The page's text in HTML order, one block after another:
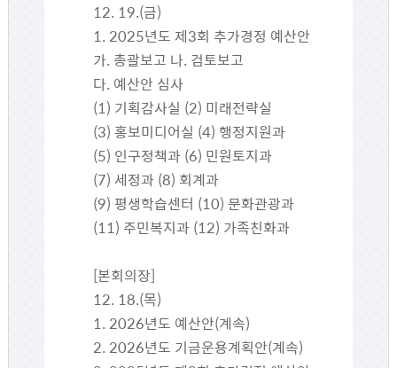
12. 19.(금)
1. 2025년도 제3회 추가경정 예산안
가. 총괄보고 나. 검토보고
다. 예산안 심사
(1) 기획감사실 (2) 미래전략실
(3) 홍보미디어실 (4) 행정지원과
(5) 인구정책과 (6) 민원토지과
(7) 세정과 (8) 회계과
(9) 평생학습센터 (10) 문화관광과
(11) 주민복지과 (12) 가족친화과
[본회의장]
12. 18.(목)
1. 2026년도 예산안(계속)
2. 2026년도 기금운용계획안(계속)